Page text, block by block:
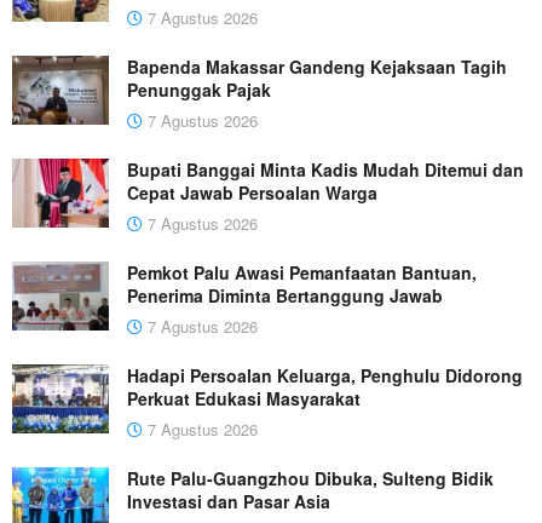
7 Agustus 2026
Bapenda Makassar Gandeng Kejaksaan Tagih
Penunggak Pajak
7 Agustus 2026
Bupati Banggai Minta Kadis Mudah Ditemui dan
Cepat Jawab Persoalan Warga
7 Agustus 2026
Pemkot Palu Awasi Pemanfaatan Bantuan,
Penerima Diminta Bertanggung Jawab
7 Agustus 2026
Hadapi Persoalan Keluarga, Penghulu Didorong
Perkuat Edukasi Masyarakat
7 Agustus 2026
Rute Palu-Guangzhou Dibuka, Sulteng Bidik
Investasi dan Pasar Asia